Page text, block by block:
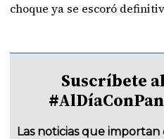
choque ya se escoró
Suscríbete
Las noticias que importan